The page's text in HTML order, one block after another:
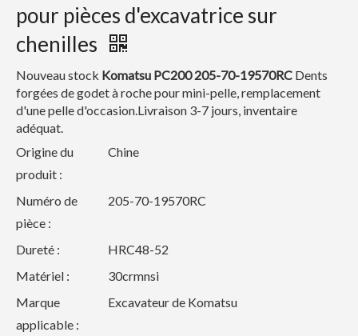
pour pièces d'excavatrice sur
chenilles
Nouveau stock Komatsu PC200 205-70-19570RC Dents
forgées de godet à roche pour mini-pelle, remplacement
d'une pelle d'occasion.Livraison 3-7 jours, inventaire
adéquat.
Origine du
produit :
Chine
Numéro de
pièce :
205-70-19570RC
Dureté :
HRC48-52
Matériel :
30crmnsi
Marque
applicable :
Excavateur de Komatsu